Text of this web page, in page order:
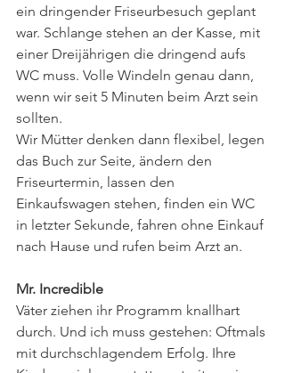
ein dringender Friseurbesuch geplant
war. Schlange stehen an der Kasse, mit
einer Dreijährigen die dringend aufs
WC muss. Volle Windeln genau dann,
wenn wir seit 5 Minuten beim Arzt sein
sollten.
Wir Mütter denken dann flexibel, legen
das Buch zur Seite, ändern den
Friseurtermin, lassen den
Einkaufswagen stehen, finden ein WC
in letzter Sekunde, fahren ohne Einkauf
nach Hause und rufen beim Arzt an.
Mr. Incredible
Väter ziehen ihr Programm knallhart
durch. Und ich muss gestehen: Oftmals
mit durchschlagendem Erfolg. Ihre